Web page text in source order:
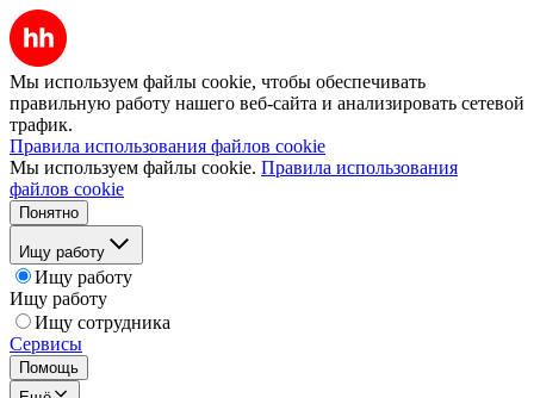
Мы используем файлы cookie, чтобы обеспечивать
правильную работу нашего веб-сайта и анализировать сетевой
трафик.
Правила использования файлов cookie
Мы используем файлы cookie. Правила использования
файлов cookie
Понятно
Ищу работу
Ищу работу
Ищу работу
Ищу сотрудника
Сервисы
Помощь